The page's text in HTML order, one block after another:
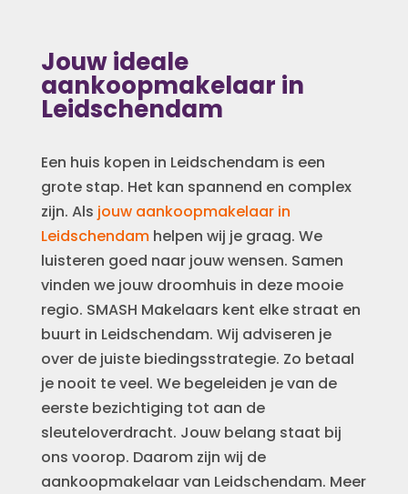
Jouw ideale
aankoopmakelaar in
Leidschendam
Een huis kopen in Leidschendam is een
grote stap. Het kan spannend en complex
zijn. Als jouw aankoopmakelaar in
Leidschendamhelpen wij je graag. We
luisteren goed naar jouw wensen. Samen
vinden we jouw droomhuis in deze mooie
regio. SMASH Makelaars kent elke straat en
buurt in Leidschendam. Wij adviseren je
over de juiste biedingsstrategie. Zo betaal
je nooit te veel. We begeleiden je van de
eerste bezichtiging tot aan de
sleuteloverdracht. Jouw belang staat bij
ons voorop. Daarom zijn wij de
aankoopmakelaar van Leidschendam. Meer